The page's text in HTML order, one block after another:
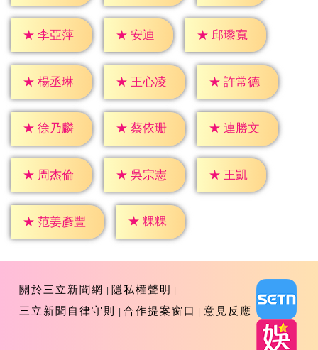
★ 李亞萍 ★ 安迪 ★ 邱瓈寬
★ 楊丞琳 ★ 王心凌 ★ 許常德
★ 徐乃麟 ★ 蔡依珊 ★ 連勝文
★ 周杰倫 ★ 吳宗憲 ★ 王凱
★ 范姜彥豐 ★ 粿粿
關於三立新聞網
隱私權聲明
三立新聞自律守則
合作提案窗口 意見反應